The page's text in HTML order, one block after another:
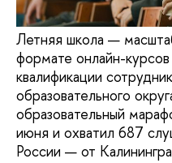
Летняя школа —
формате онлайн-
квалификации
образовательного
образовательный
июня и охватил 687
России — от